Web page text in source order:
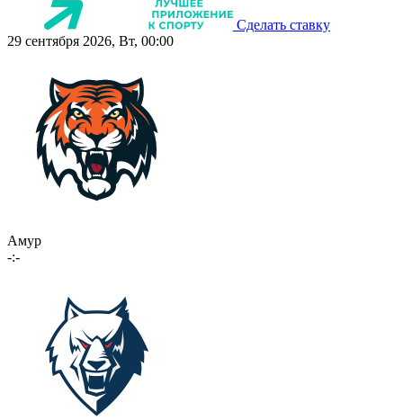
Сделать ставку
29 сентября 2026, Вт, 00:00
Амур
-:-